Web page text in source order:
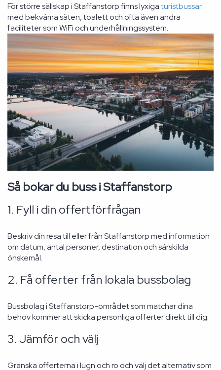
För större sällskap i Staffanstorp finns lyxigaturistbussar
med bekväma säten, toalett och ofta även andra
faciliteter som WiFi och underhållningssystem.
Så bokar du buss i Staffanstorp
1. Fyll i din offertförfrågan
Beskriv din resa till eller från Staffanstorp med information
om datum, antal personer, destination och särskilda
önskemål.
2. Få offerter från lokala bussbolag
Bussbolag i Staffanstorp-området som matchar dina
behov kommer att skicka personliga offerter direkt till dig.
3. Jämför och välj
Granska offerterna i lugn och ro och välj det alternativ som